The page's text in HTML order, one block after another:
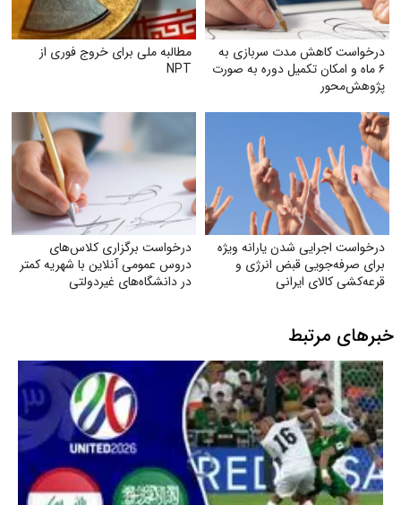
درخواست کاهش مدت سربازی به
۶ ماه و امکان تکمیل دوره به صورت
پژوهش‌محور
مطالبه ملی برای خروج فوری از
NPT
درخواست اجرایی شدن یارانه ویژه
برای صرفه‌جویی قبض انرژی و
قرعه‌کشی کالای ایرانی
درخواست برگزاری کلاس‌های
دروس عمومی آنلاین با شهریه کمتر
در دانشگاه‌های غیردولتی
خبرهای مرتبط